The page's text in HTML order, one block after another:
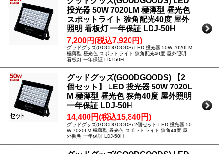
投光器 50W 7020LM 極薄型 昼光色
スポットライト 狭角配光40度 屋外
照明 看板灯 一年保証 LDJ-50H
7,200円(税込7,920円)
グッドグッズ(GOODGOODS) LED 投光器 50W 7020LM
極薄型 昼光色 スポットライト 狭角配光40度 屋外照明
看板灯 一年保証 LDJ-50H
グッドグッズ(GOODGOODS) 【2
個セット】 LED 投光器 50W 7020L
M 極薄型 昼光色 狭角40度 屋外照明
一年保証 LDJ-50H
14,400円(税込15,840円)
グッドグッズ(GOODGOODS) 2個セット LED 投光器 50
W 7020LM 極薄型 昼光色 スポットライト 狭角40度 屋
外照明 一年保証 LDJ-50H